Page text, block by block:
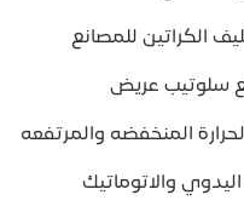
الكراتين للمصانع
سلوتيب عريض
المنخفضه والمرتفعه
والاتوماتيك